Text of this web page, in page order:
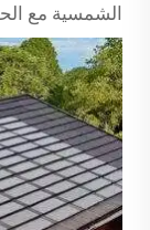
الشمسية مع